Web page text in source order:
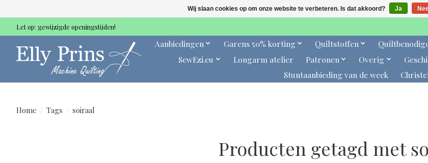
Let op: gewijzigde openingstijden!
Aanbiedingen Garens 50% korting Quiltstoffen
SewEzi.eu
Longarm atelier Patronen Overig
Stuntaanbieding van de week
Home / Tags / soiraal
Producten getagd met
Wij slaan cookies op om onze website te verbeteren. Is dat akkoord? Ja